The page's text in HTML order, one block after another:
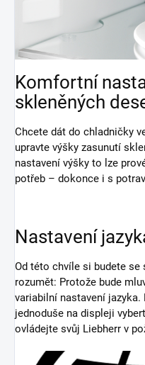
Komfortní
skleněných
Chcete dát do chladničky
upravte výšky zasunutí
nastavení výšky to lze
potřeb – dokonce i s
Nastavení
Od této chvíle si budete
rozumět: Protože bude
variabilní nastavení
jednoduše na displeji
ovládejte svůj Liebherr v